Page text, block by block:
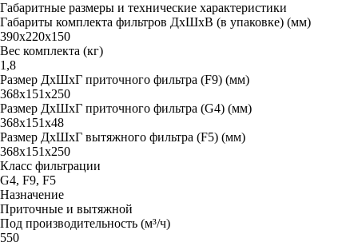
Габаритные размеры и технические характеристики
Габариты комплекта фильтров ДxШxВ (в упаковке) (мм)
390x220x150
Вес комплекта (кг)
1,8
Размер ДxШxГ приточного фильтра (F9) (мм)
368x151x250
Размер ДxШxГ приточного фильтра (G4) (мм)
368x151x48
Размер ДxШxГ вытяжного фильтра (F5) (мм)
368x151x250
Класс фильтрации
G4, F9, F5
Назначение
Приточные и вытяжной
Под производительность (м³/ч)
550